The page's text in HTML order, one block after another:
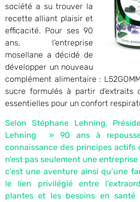
société a su trouver la
recette alliant plaisir et
efficacité. Pour ses 90
ans, l’entreprise
mosellane a décidé de
développer un nouveau
complément alimentaire :
sucre formulés à partir d’extraits
essentielles pour un confort
Selon Stéphane Lehning,
Lehning » 90 ans à
connaissance des principes actifs
n’est pas seulement une
c’est une aventure ainsi qu’une
le lien privilégié entre
plantes et les besoins en santé